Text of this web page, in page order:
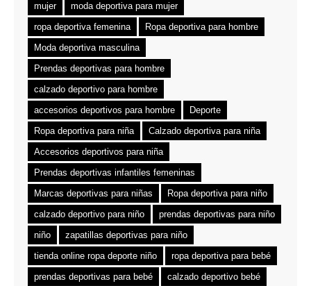
mujer
moda deportiva para mujer
ropa deportiva femenina
Ropa deportiva para hombre
Moda deportiva masculina
Prendas deportivas para hombre
calzado deportivo para hombre
accesorios deportivos para hombre
Deporte
Ropa deportiva para niña
Calzado deportiva para niña
Accesorios deportivos para niña
Prendas deportivas infantiles femeninas
Marcas deportivas para niñas
Ropa deportiva para niño
calzado deportivo para niño
prendas deportivas para niño
niño
zapatillas deportivas para niño
tienda online ropa deporte niño
ropa deportiva para bebé
prendas deportivas para bebé
calzado deportivo bebé